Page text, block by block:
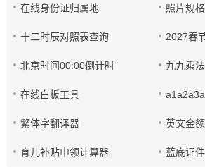
在线身份证归属地 照片规
十二时辰对照表查询 2027春
北京时间00:00倒计时 九九乘
在线白板工具
繁体字翻译器 英文金
育儿补贴申领计算器 蓝底证